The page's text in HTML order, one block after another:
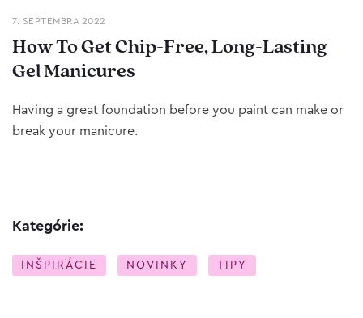
7. SEPTEMBRA 2022
How To Get Chip-Free, Long-Lasting
Gel Manicures
Having a great foundation before you paint can make or
break your manicure.
Kategórie:
INŠPIRÁCIE NOVINKY TIPY